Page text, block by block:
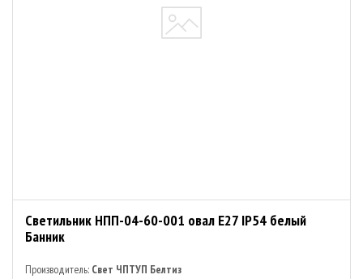
Светильник НПП-04-60-001 овал E27 IP54 белый
Банник
Производитель: Свет ЧПТУП Белтиз